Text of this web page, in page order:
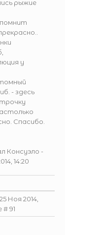
рыжие
у
- здесь
Спасибо.
Консуэло -
14:20
Ноя 2014,
#91